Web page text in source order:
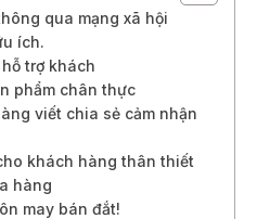
qua mạng xã hội
ích.
trợ khách
phẩm chân thực
viết chia sẻ cảm nhận
khách hàng thân thiết
hàng
may bán đắt!